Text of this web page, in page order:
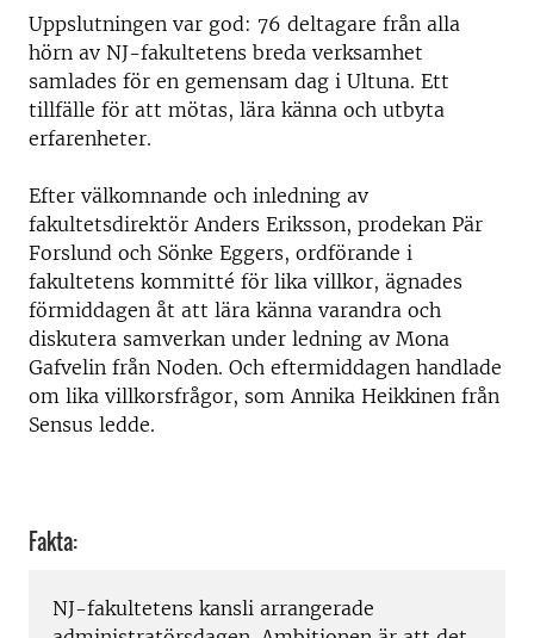
Uppslutningen var god: 76 deltagare från alla
hörn av NJ-fakultetens breda verksamhet
samlades för en gemensam dag i Ultuna. Ett
tillfälle för att mötas, lära känna och utbyta
erfarenheter.
Efter välkomnande och inledning av
fakultetsdirektör Anders Eriksson, prodekan Pär
Forslund och Sönke Eggers, ordförande i
fakultetens kommitté för lika villkor, ägnades
förmiddagen åt att lära känna varandra och
diskutera samverkan under ledning av Mona
Gafvelin från Noden. Och eftermiddagen handlade
om lika villkorsfrågor, som Annika Heikkinen från
Sensus ledde.
Fakta:
NJ-fakultetens kansli arrangerade